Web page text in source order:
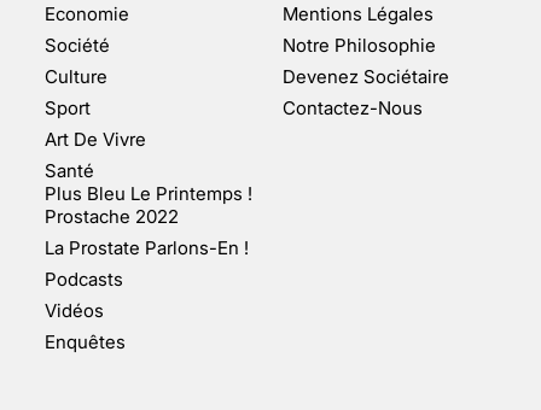
CHANGEMENT DE SEXE :
DES DEMANDES
TOUJOURS PLUS
NOMBREUSES
Economie
Société
Culture
Sport
Art De Vivre
Santé
Plus Bleu Le Printemps !
Prostache 2022
La Prostate Parlons-En !
Podcasts
Vidéos
Enquêtes
Mentions Légales
Notre Philosophie
Devenez Sociétaire
Contactez-Nous